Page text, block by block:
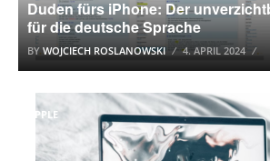
Duden fürs iPhone: Der
für die deutsche Sprache
BYWOJCIECH ROSLANOWSKI 4. APRIL 2024
APPLE